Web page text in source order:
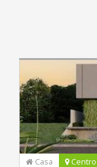
Casa Centro